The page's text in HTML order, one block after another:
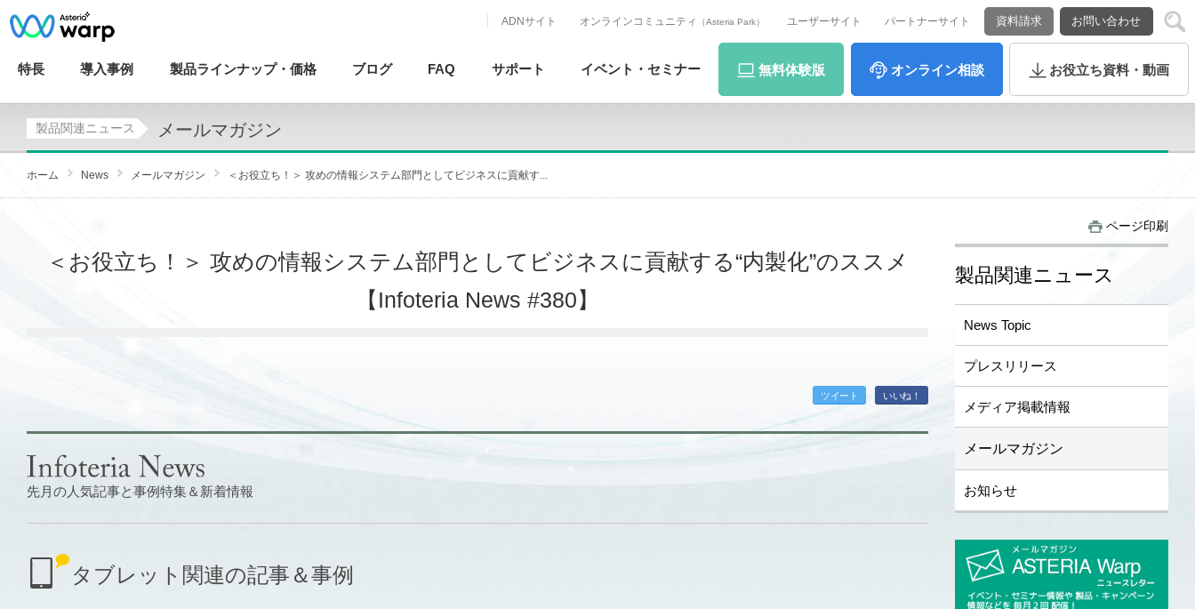
ADNサイト オンラインコミュニティ （Asteria Park） ユーザーサイト パートナーサイト 資料請求 お問い合わせ
特長 導入事例 製品ラインナップ・ 価格 ブログ FAQ サポート イベント・ セミナー 無料体験版 オンライン相談 お役立ち資料・動画
製品関連ニュース メールマガジン
ホーム News メールマガジン ＜お役立ち！＞ 攻めの情報システム部門としてビジネスに貢献す...
＜お役立ち！＞ 攻めの情報システム部門としてビジネスに貢献する“内製化”のススメ
【Infoteria News #380】
ツイート いいね！
先月の人気記事と事例特集＆新着情報
タブレット関連の記事＆事例
ページ印刷
製品関連ニュース
News Topic
プレスリリース
メディア掲載情報
メールマガジン
お知らせ